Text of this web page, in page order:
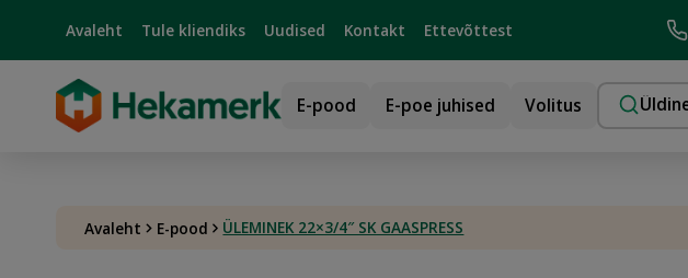
Avaleht Tule kliendiks Uudised Kontakt Ettevõttest
E-pood E-poe juhised Volitus
Avaleht E-pood ÜLEMINEK 22×3/4″ SK GAASPRESS